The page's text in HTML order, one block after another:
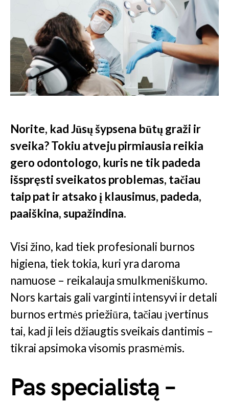
Norite, kad Jūsų šypsena būtų graži ir
sveika? Tokiu atveju pirmiausia reikia
gero odontologo, kuris ne tik padeda
išspręsti sveikatos problemas, tačiau
taip pat ir atsako į klausimus, padeda,
paaiškina, supažindina.
Visi žino, kad tiek profesionali burnos
higiena, tiek tokia, kuri yra daroma
namuose – reikalauja smulkmeniškumo.
Nors kartais gali varginti intensyvi ir detali
burnos ertmės priežiūra, tačiau įvertinus
tai, kad ji leis džiaugtis sveikais dantimis –
tikrai apsimoka visomis prasmėmis.
Pas specialistą –